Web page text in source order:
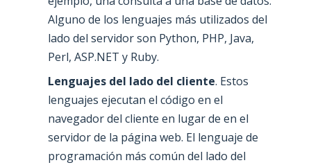
Alguno de los lenguajes más utilizados del
lado del servidor son Python, PHP, Java,
Perl, ASP.NET y Ruby.
Lenguajes del lado del cliente. Estos
lenguajes ejecutan el código en el
navegador del cliente en lugar de en el
servidor de la página web. El lenguaje de
programación más común del lado del